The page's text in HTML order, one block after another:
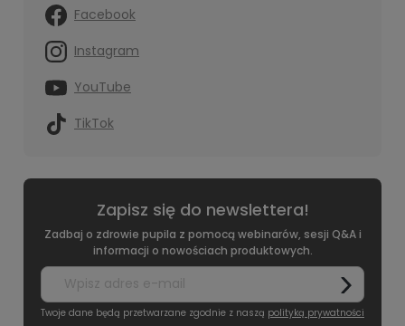
Facebook
Instagram
YouTube
TikTok
Zapisz się do newslettera!
Zadbaj o zdrowie pupila z pomocą webinarów, sesji Q&A i
informacji o nowościach produktowych.
Twoje dane będą przetwarzane zgodnie z naszą polityką prywatności